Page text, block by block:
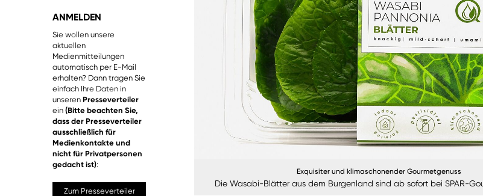
ANMELDEN
Sie wollen unsere
aktuellen
Medienmitteilungen
automatisch per E-Mail
erhalten? Dann tragen Sie
einfach Ihre Daten in
unseren Presseverteiler
ein (Bitte beachten Sie,
dass der Presseverteiler
ausschließlich für
Medienkontakte und
nicht für Privatpersonen
gedacht ist):
Zum Presseverteiler
Exquisiter und klimaschonender Gourmetgenuss
Die Wasabi-Blätter aus dem Burgenland sind ab sofort bei SPAR-